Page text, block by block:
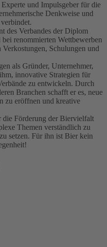
und Impulsgeber für die
Denkweise und
des Verbandes der Diplom
renommierten Wettbewerben
Schulungen und
als Gründer, Unternehmer,
innovative Strategien für
zu entwickeln. Durch
Branchen schafft er es, neue
zu eröffnen und kreative
die Förderung der Biervielfalt
Themen verständlich zu
setzen. Für ihn ist Bier kein